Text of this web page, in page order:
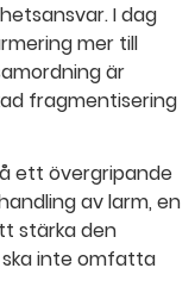
I dag
mer till
är
fragmentisering
ett övergripande
av larm, en
stärka den
inte omfatta